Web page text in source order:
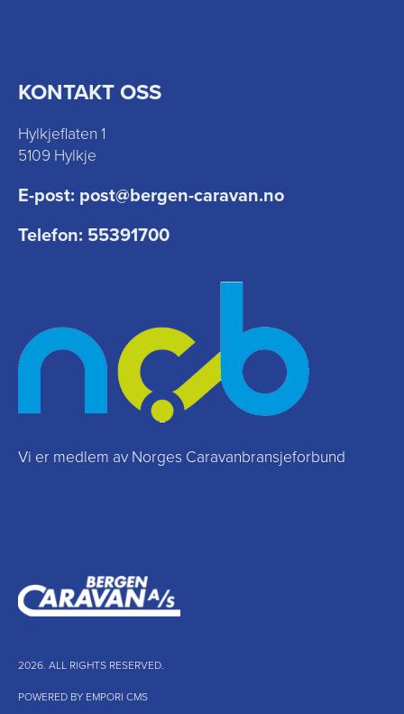
KONTAKT OSS
Hylkjeflaten 1
5109 Hylkje
E-post: post@bergen-caravan.no
Telefon: 55391700
Vi er medlem av Norges Caravanbransjeforbund
2026. ALL RIGHTS RESERVED.
POWERED BY EMPORI CMS